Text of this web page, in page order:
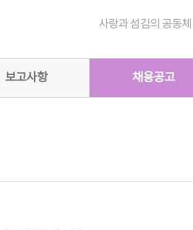
사랑과 섬김의 공동
보고사항 채용공고